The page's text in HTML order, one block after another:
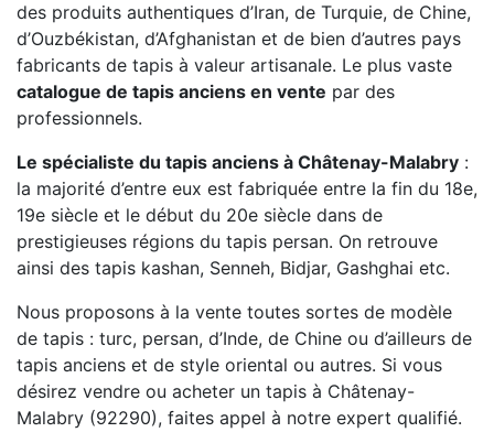
des produits authentiques d’Iran, de Turquie, de Chine,
d’Ouzbékistan, d’Afghanistan et de bien d’autres pays
fabricants de tapis à valeur artisanale. Le plus vaste
catalogue de tapis anciens en vente par des
professionnels.
Le spécialiste du tapis anciens à Châtenay-Malabry :
la majorité d’entre eux est fabriquée entre la fin du 18e,
19e siècle et le début du 20e siècle dans de
prestigieuses régions du tapis persan. On retrouve
ainsi des tapis kashan, Senneh, Bidjar, Gashghai etc.
Nous proposons à la vente toutes sortes de modèle
de tapis : turc, persan, d’Inde, de Chine ou d’ailleurs de
tapis anciens et de style oriental ou autres. Si vous
désirez vendre ou acheter un tapis à Châtenay-
Malabry (92290), faites appel à notre expert qualifié.